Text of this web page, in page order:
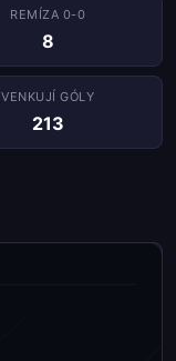
REMÍZA 0-0
8
VENKUJÍ GÓLY
213